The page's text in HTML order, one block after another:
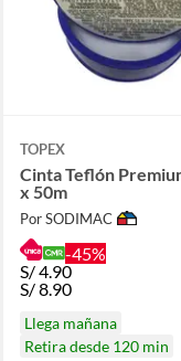
TOPEX
Cinta Teflón
x 50m
Por SODIMAC
-45%
S/4.90
S/8.90
Llega mañana
Retira desde 120 min